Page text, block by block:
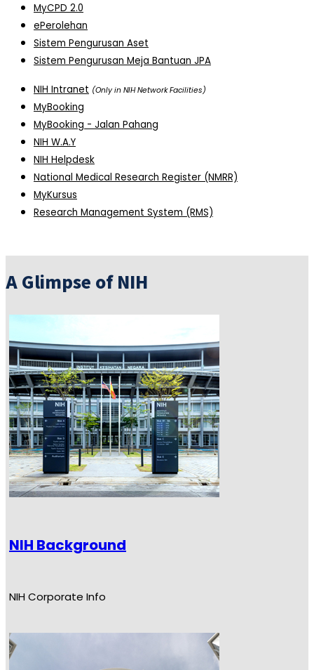
MyCPD 2.0
ePerolehan
Sistem Pengurusan Aset
Sistem Pengurusan Meja Bantuan JPA
NIH Intranet (Only in NIH Network Facilities)
MyBooking
MyBooking - Jalan Pahang
NIH W.A.Y
NIH Helpdesk
National Medical Research Register (NMRR)
MyKursus
Research Management System (RMS)
A Glimpse of NIH
NIH Background
NIH Corporate Info